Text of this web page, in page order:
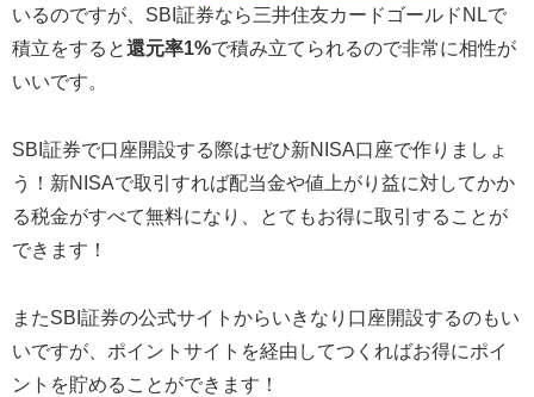
いるのですが、SBI証券なら三井住友カードゴールドNLで
積立をすると還元率1%で積み立てられるので非常に相性が
いいです。
SBI証券で口座開設する際はぜひ新NISA口座で作りましょ
う！新NISAで取引すれば配当金や値上がり益に対してかか
る税金がすべて無料になり、とてもお得に取引することが
できます！
またSBI証券の公式サイトからいきなり口座開設するのもい
いですが、ポイントサイトを経由してつくればお得にポイ
ントを貯めることができます！